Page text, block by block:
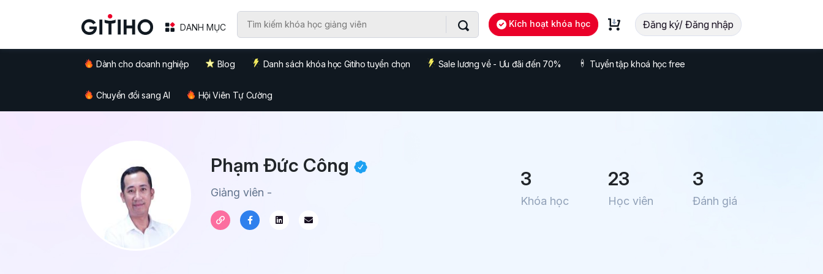
DANH MỤC Kích hoạt khóa học Đăng ký/ Đăng nhập
Dành cho doanh nghiệp Blog Danh sách khóa học Gitiho tuyển chọn Sale lương về - Ưu đãi đến 70% Tuyển tập khoá học free
Chuyển đổi sang AI Hội Viên Tự Cường
Phạm Đức Công
Giảng viên -
3
Khóa học
23
Học viên
3
Đánh giá